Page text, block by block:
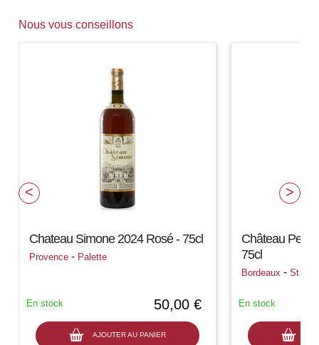
Nous vous conseillons
Chateau Simone 2024 Rosé - 75cl
Provence - Palette
50,00 €
AJOUTER AU PANIER
En stock
Château Petit
75cl
Bordeaux -St
En stock